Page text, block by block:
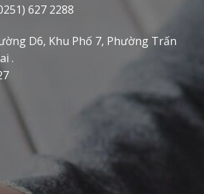
627 2288
D6, Khu Phố 7, Phường Trấn
.